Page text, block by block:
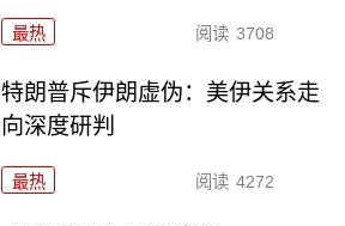
最热 阅读 3708
特朗普斥伊朗虚伪：美伊关系走
向深度研判
最热 阅读 4272